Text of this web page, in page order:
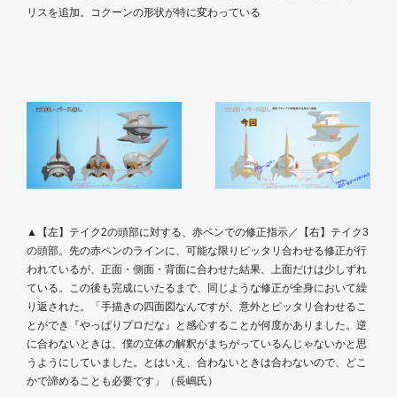
リスを追加。コクーンの形状が特に変わっている
▲【左】テイク2の頭部に対する、赤ペンでの修正指示／【右】テイク3
の頭部。先の赤ペンのラインに、可能な限りピッタリ合わせる修正が行
われているが、正面・側面・背面に合わせた結果、上面だけは少しずれ
ている。この後も完成にいたるまで、同じような修正が全身において繰
り返された。「手描きの四面図なんですが、意外とピッタリ合わせるこ
とができ『やっぱりプロだな』と感心することが何度かありました。逆
に合わないときは、僕の立体の解釈がまちがっているんじゃないかと思
うようにしていました。とはいえ、合わないときは合わないので、どこ
かで諦めることも必要です」（長嶋氏）